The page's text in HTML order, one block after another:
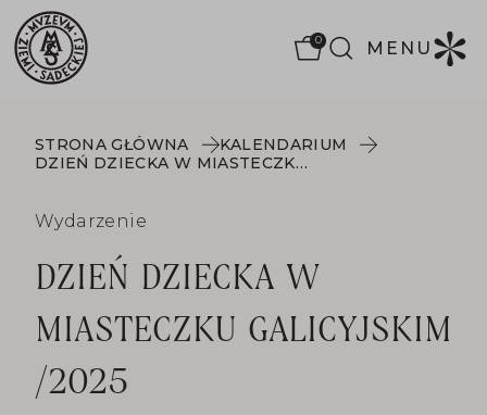
0 MENU
STRONA GŁÓWNA
KALENDARIUM
DZIEŃ DZIECKA W MIASTECZKU GALICYJSKIM /2025
Wydarzenie
DZIEŃ DZIECKA W
MIASTECZKU GALICYJSKIM
/2025